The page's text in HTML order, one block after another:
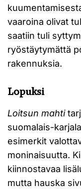
vaaroina olivat
saatiin tuli
ryöstäytymättä
rakennuksia.
Lopuksi
Loitsun mahti
suomalais-
esimerkit
moninaisuutta.
kiinnostavaa
mutta hauska